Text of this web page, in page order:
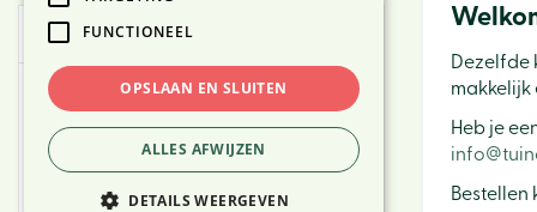
Dezelfde
makkelijk
Heb je
Webshop
Kerst
Binnen
Buiten
Bloemen
FUNCTIONEEL
OPSLAAN EN SLUITEN
ALLES AFWIJZEN
DETAILS WEERGEVEN